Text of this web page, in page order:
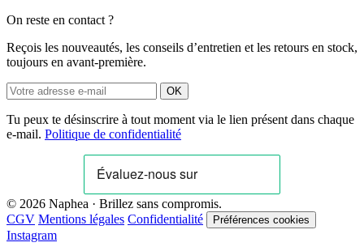
On reste en contact ?
Reçois les nouveautés, les conseils d’entretien et les retours en stock,
toujours en avant-première.
OK
Tu peux te désinscrire à tout moment via le lien présent dans chaque
e-mail. Politique de confidentialité
© 2026 Naphea · Brillez sans compromis.
CGV Mentions légales Confidentialité Préférences cookies
Instagram